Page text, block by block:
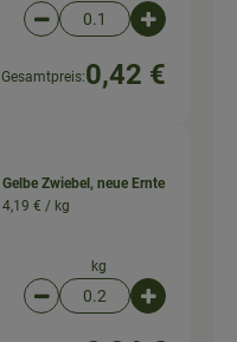
Artikelanzahl
Gesamtpreis:0,42 €
Gelbe Zwiebel, neue Ernte
4,19 € / kg
kg
Artikelanzahl